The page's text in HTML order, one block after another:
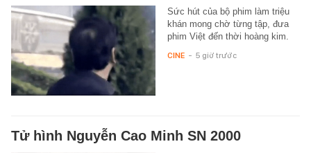
Sức hút của bộ phim làm triệu
khán mong chờ từng tập, đưa
phim Việt đến thời hoàng kim.
CINE - 5 giờ trước
Tử hình Nguyễn Cao Minh SN 2000